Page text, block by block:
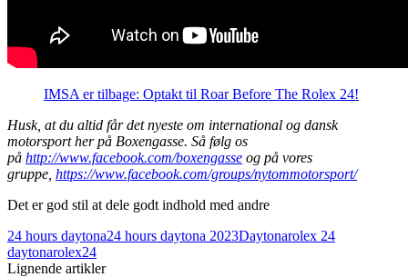
IMSA er tilbage: Optakt til Roar Before The Rolex 24!
Husk, at du altid får det nyeste om international og dansk
motorsport her på Boxengasse. Så følg os
på http://www.facebook.com/boxengasse og på vores
gruppe, https://www.facebook.com/groups/nytommotorsport/
Det er god stil at dele godt indhold med andre
24 hours daytona24 hours daytona 2023Daytonarolex 24
daytonarolex24
Lignende artikler